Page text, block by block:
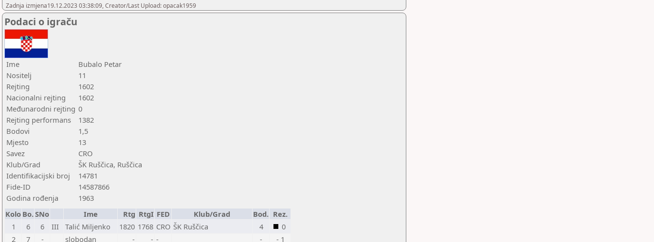
Zadnja izmjena19.12.2023 03:38:09, Creator/Last Upload: opacak1959
Podaci o igraču
Ime
Bubalo Petar
Nositelj
11
Rejting
1602
Nacionalni rejting
1602
Međunarodni rejting 0
Rejting performans
1382
Bodovi
1,5
Mjesto
13
Savez
CRO
Klub/Grad
ŠK Ruščica, Ruščica
Identifikacijski broj
14781
Fide-ID
14587866
Godina rođenja
1963
Kolo Bo.SNo Ime Rtg RtgI FED Klub/Grad Bod. Rez.
1
6 6 III Talić Miljenko 1820 1768 CRO ŠK Ruščica 4
0
2
7 - slobodan - - - - - 1